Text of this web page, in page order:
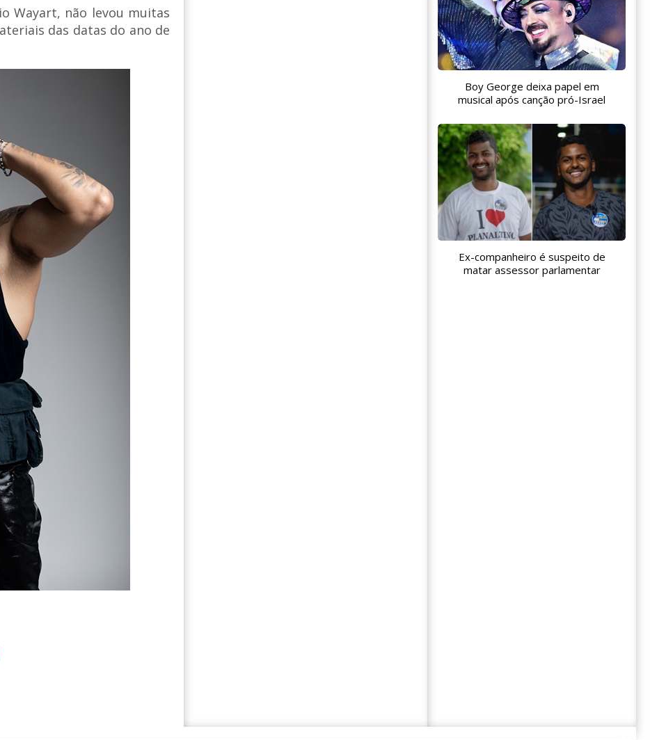
Wayart, não levou muitas
das datas do ano de
Boy George deixa papel em
musical após canção pró-Israel
Ex-companheiro é suspeito de
matar assessor parlamentar